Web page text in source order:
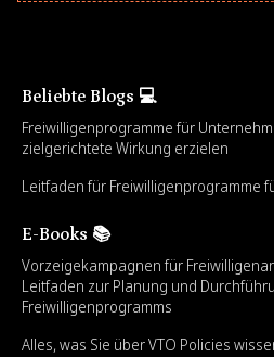
Beliebte Blogs 💻
Freiwilligenprogramme für
zielgerichtete Wirkung erzielen
Leitfaden für Freiwilligenprogramme
E-Books 📚
Vorzeigekampagnen für
Leitfaden zur Planung und
Freiwilligenprogramms
Alles, was Sie über VTO Policies